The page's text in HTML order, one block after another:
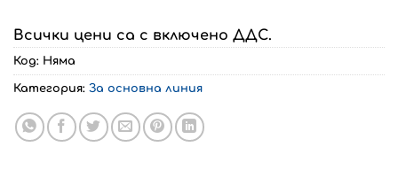
Всички цени са с включено ДДС.
Код: Няма
Категория: За основна линия